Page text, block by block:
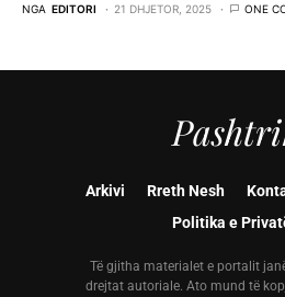
NGA EDITORI 21 DHJETOR, 2025 ONE
Arkivi Rreth Nesh
Politika e
Të gjitha materialet e portalit
drejtat autoriale. Ato mund të